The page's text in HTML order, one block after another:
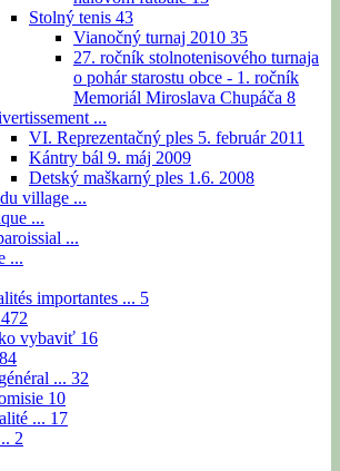
Stolný tenis 43
Vianočný turnaj 2010 35
27. ročník stolnotenisového turnaja
o pohár starostu obce - 1. ročník
Memoriál Miroslava Chupáča 8
...
VI. Reprezentačný ples 5. február 2011
Kántry bál 9. máj 2009
Detský maškarný ples 1.6. 2008
village ...
...
...
...
importantes ... 5
472
vybaviť 16
84
... 32
10
... 17
2